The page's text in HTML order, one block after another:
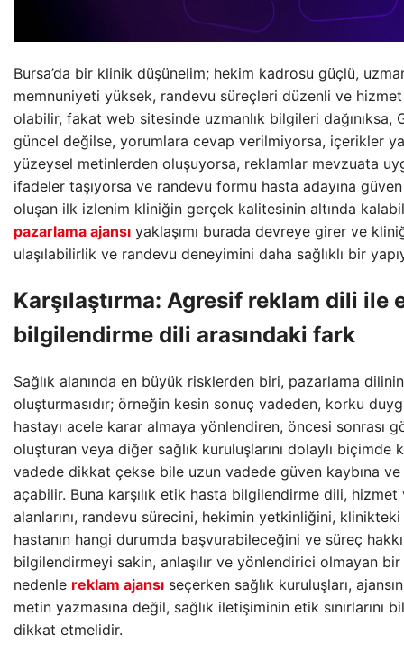
Bursa’da bir klinik düşünelim; hekim kadrosu güçlü,
memnuniyeti yüksek, randevu süreçleri düzenli ve
olabilir, fakat web sitesinde uzmanlık bilgileri dağınıksa,
güncel değilse, yorumlara cevap verilmiyorsa, içerikler
yüzeysel metinlerden oluşuyorsa, reklamlar mevzuata
ifadeler taşıyorsa ve randevu formu hasta adayına
oluşan ilk izlenim kliniğin gerçek kalitesinin altında
pazarlama ajansı yaklaşımı burada devreye girer ve
ulaşılabilirlik ve randevu deneyimini daha sağlıklı bir
Karşılaştırma: Agresif reklam dili ile
bilgilendirme dili arasındaki fark
Sağlık alanında en büyük risklerden biri, pazarlama
oluşturmasıdır; örneğin kesin sonuç vadeden, korku
hastayı acele karar almaya yönlendiren, öncesi sonrası
oluşturan veya diğer sağlık kuruluşlarını dolaylı biçimde
vadede dikkat çekse bile uzun vadede güven kaybına
açabilir. Buna karşılık etik hasta bilgilendirme dili, hizmet
alanlarını, randevu sürecini, hekimin yetkinliğini,
hastanın hangi durumda başvurabileceğini ve süreç
bilgilendirmeyi sakin, anlaşılır ve yönlendirici olmayan
nedenle reklam ajansı seçerken sağlık kuruluşları,
metin yazmasına değil, sağlık iletişiminin etik sınırlarını
dikkat etmelidir.